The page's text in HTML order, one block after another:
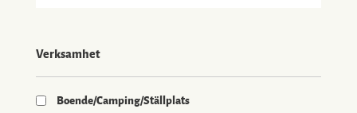
Verksamhet
Boende/Camping/Ställplats